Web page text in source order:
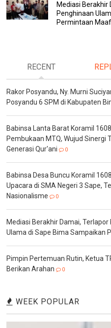
Mediasi Berakhir
Penghinaan
Permintaan Maaf
RECENT
Rakor Posyandu, Ny. Murni
Posyandu 6 SPM di Kabupaten
Babinsa Lanta Barat Koramil
Pembukaan MTQ, Wujud Sinergi
Generasi Qur'ani
0
Babinsa Desa Buncu Koramil
Upacara di SMA Negeri 3 Sape,
Nasionalisme
0
Mediasi Berakhir Damai,
Ulama di Sape Bima Sampaikan
Pimpin Pertemuan Rutin, Ketua
Berikan Arahan
0
WEEK POPULAR